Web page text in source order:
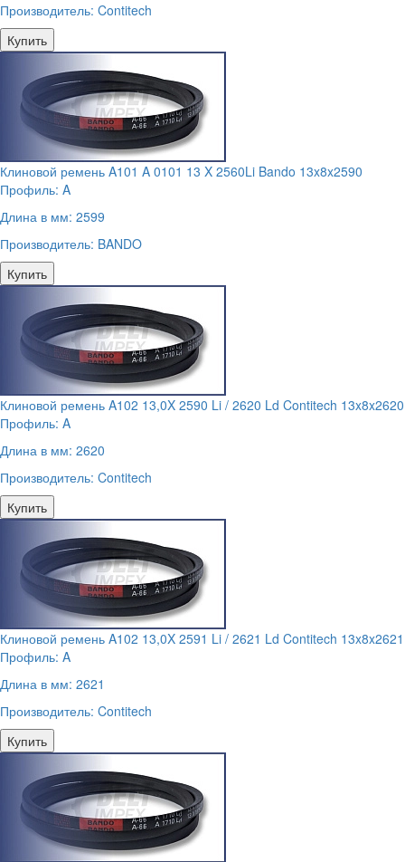
Производитель: Contitech
Купить
Клиновой ремень A101 A 0101 13 X 2560Li Bando 13x8x2590
Профиль: A
Длина в мм: 2599
Производитель: BANDO
Купить
Клиновой ремень A102 13,0X 2590 Li / 2620 Ld Contitech 13x8x2620
Профиль: A
Длина в мм: 2620
Производитель: Contitech
Купить
Клиновой ремень A102 13,0X 2591 Li / 2621 Ld Contitech 13x8x2621
Профиль: A
Длина в мм: 2621
Производитель: Contitech
Купить